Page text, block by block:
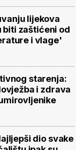
lijekova
biti zaštićeni od
i vlage'
starenja:
i zdrava
dio svake